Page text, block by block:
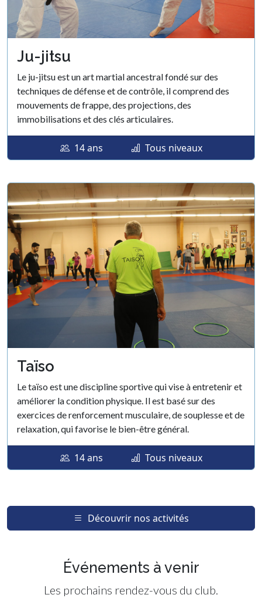
Ju-jitsu
Le ju-jitsu est un art martial ancestral fondé sur des
techniques de défense et de contrôle, il comprend des
mouvements de frappe, des projections, des
immobilisations et des clés articulaires.
14 ans Tous niveaux
Taïso
Le taïso est une discipline sportive qui vise à entretenir et
améliorer la condition physique. Il est basé sur des
exercices de renforcement musculaire, de souplesse et de
relaxation, qui favorise le bien-être général.
14 ans Tous niveaux
Découvrir nos activités
Événements à venir
Les prochains rendez-vous du club.